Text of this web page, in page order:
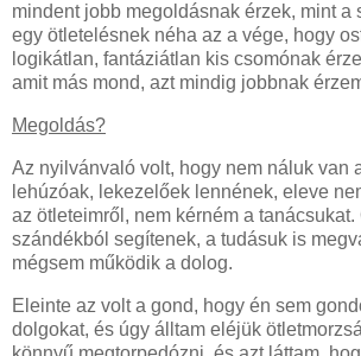
mindent jobb megoldásnak érzek, mint a
egy ötletelésnek néha az a vége, hogy
logikátlan, fantáziátlan kis csomónak
amit más mond, azt mindig jobbnak
Megoldás?
Az nyilvánvaló volt, hogy nem náluk van
lehúzóak, lekezelőek lennének, eleve
az ötleteimről, nem kérném a
szándékból segítenek, a tudásuk is
mégsem működik a dolog.
Eleinte az volt a gond, hogy én sem
dolgokat, és úgy álltam eléjük